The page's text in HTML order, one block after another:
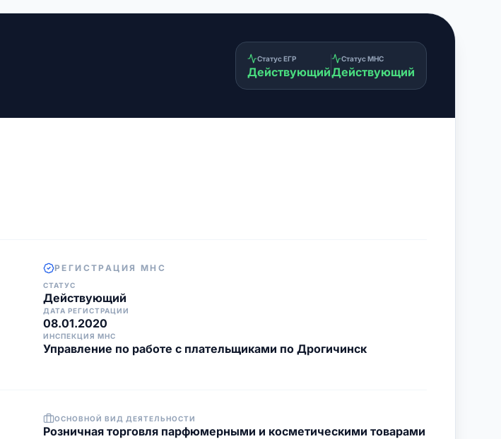
Статус ЕГР
Действующий
Статус МНС
Действующий
РЕГИСТРАЦИЯ МНС
СТАТУС
Действующий
ДАТА РЕГИСТРАЦИИ
08.01.2020
ИНСПЕКЦИЯ МНС
Управление по работе с плательщиками по Дрогичинск
ОСНОВНОЙ ВИД ДЕЯТЕЛЬНОСТИ
Розничная торговля парфюмерными и косметическими товарами